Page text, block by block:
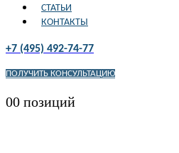
СТАТЬИ
КОНТАКТЫ
+7 (495) 492-74-77
ПОЛУЧИТЬ КОНСУЛЬТАЦИЮ
00 позиций